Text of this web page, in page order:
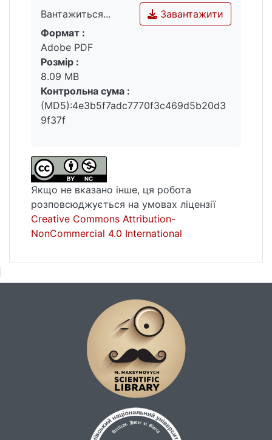
Вантажиться...
Вантажиться...
Завантажити
Формат :
Adobe PDF
Розмір :
8.09 MB
Контрольна сума :
(MD5):4e3b5f7adc7770f3c469d5b20d3
9f37f
Якщо не вказано інше, ця робота
розповсюджується на умовах ліцензії
Creative Commons Attribution-
NonCommercial 4.0 International